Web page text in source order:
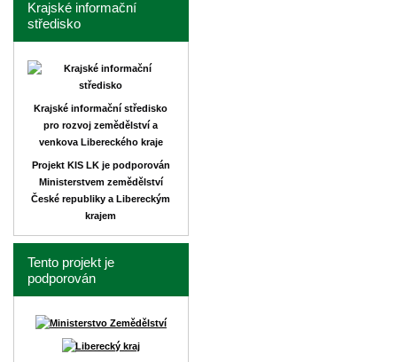
Krajské informační
středisko
Krajské informační středisko
pro rozvoj zemědělství a
venkova Libereckého kraje
Projekt KIS LK je podporován
Ministerstvem zemědělství
České republiky a Libereckým
krajem
Tento projekt je
podporován